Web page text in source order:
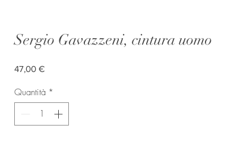
Sergio Gavazzeni, cintura uomo
47,00 €Prezzo
Quantità *